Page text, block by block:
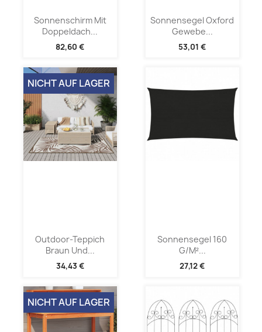
Sonnenschirm Mit
Doppeldach...
82,60 €
Sonnensegel Oxford
Gewebe...
53,01 €
Outdoor-Teppich
Braun Und...
34,43 €
NICHT AUF LAGER
Sonnensegel 160
G/m²...
27,12 €
NICHT AUF LAGER